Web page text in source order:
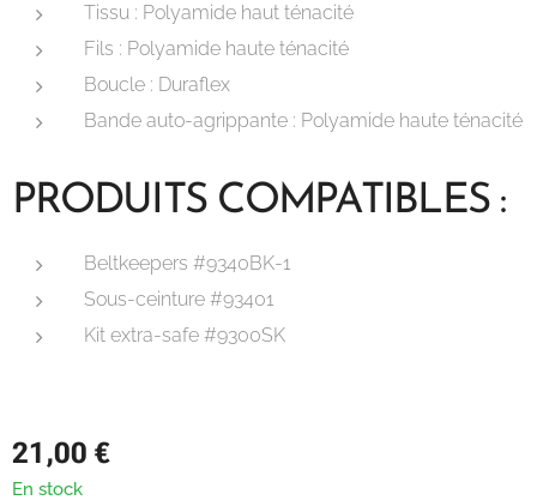
Tissu : Polyamide haut ténacité
Fils : Polyamide haute ténacité
Boucle : Duraflex
Bande auto-agrippante : Polyamide haute ténacité
PRODUITS COMPATIBLES :
Beltkeepers #9340BK-1
Sous-ceinture #93401
Kit extra-safe #9300SK
21,00 €
En stock